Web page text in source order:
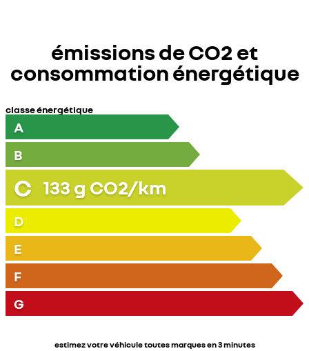
émissions de CO2 et
consommation énergétique
classe énergétique
A
B
C 133 g CO2/km
D
E
F
G
estimez votre véhicule toutes marques en 3 minutes